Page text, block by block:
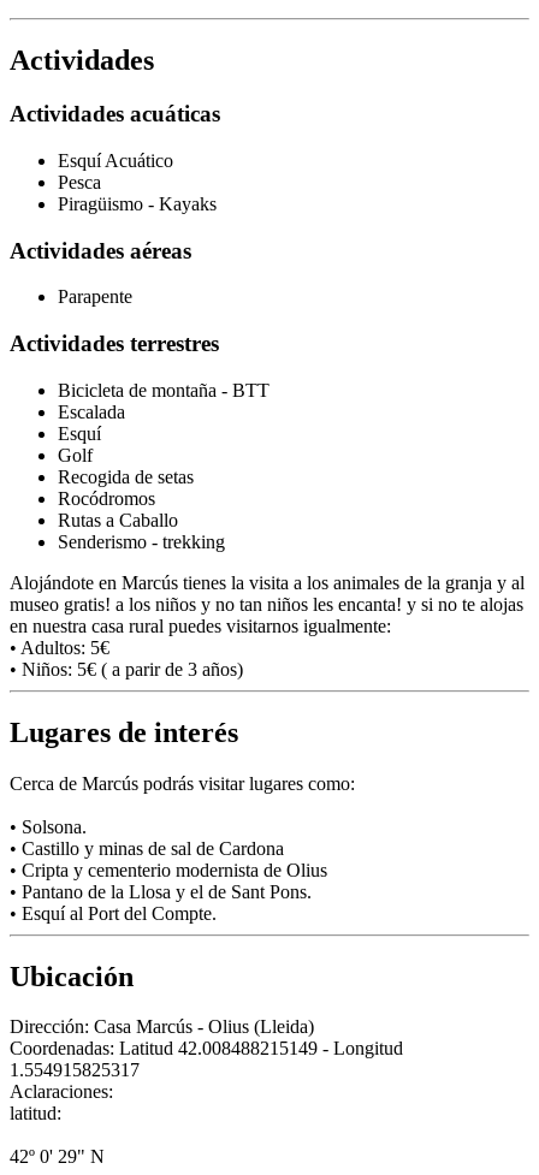
Actividades
Actividades acuáticas
Esquí Acuático
Pesca
Piragüismo - Kayaks
Actividades aéreas
Parapente
Actividades terrestres
Bicicleta de montaña - BTT
Escalada
Esquí
Golf
Recogida de setas
Rocódromos
Rutas a Caballo
Senderismo - trekking
Alojándote en Marcús tienes la visita a los animales de la granja y al
museo gratis! a los niños y no tan niños les encanta! y si no te alojas
en nuestra casa rural puedes visitarnos igualmente:
• Adultos: 5€
• Niños: 5€ ( a parir de 3 años)
Lugares de interés
Cerca de Marcús podrás visitar lugares como:
• Solsona.
• Castillo y minas de sal de Cardona
• Cripta y cementerio modernista de Olius
• Pantano de la Llosa y el de Sant Pons.
• Esquí al Port del Compte.
Ubicación
Dirección: Casa Marcús - Olius (Lleida)
Coordenadas: Latitud 42.008488215149 - Longitud
1.554915825317
Aclaraciones:
latitud:
42º 0' 29" N